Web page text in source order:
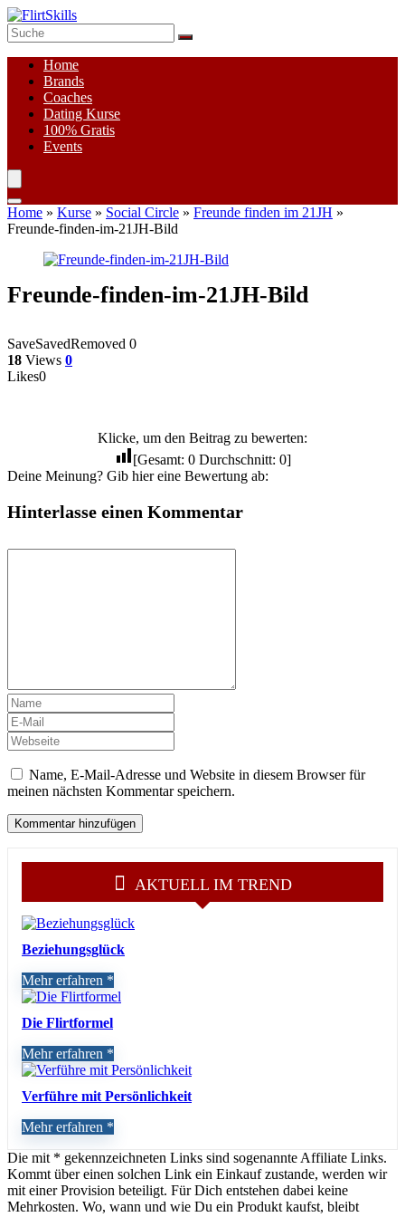
Home
Brands
Coaches
Dating Kurse
100% Gratis
Events
Home » Kurse » Social Circle » Freunde finden im 21JH »
Freunde-finden-im-21JH-Bild
Freunde-finden-im-21JH-Bild
SaveSavedRemoved 0
18 Views 0
Likes0
Klicke, um den Beitrag zu bewerten:
[Gesamt: 0Durchschnitt: 0]
Deine Meinung? Gib hier eine Bewertung ab:
Hinterlasse einen Kommentar
Name, E-Mail-Adresse und Website in diesem Browser für
meinen nächsten Kommentar speichern.
AKTUELL IM TREND
Beziehungsglück
Mehr erfahren
Die Flirtformel
Mehr erfahren
Verführe mit Persönlichkeit
Mehr erfahren
Die mit * gekennzeichneten Links sind sogenannte Affiliate Links.
Kommt über einen solchen Link ein Einkauf zustande, werden wir
mit einer Provision beteiligt. Für Dich entstehen dabei keine
Mehrkosten. Wo, wann und wie Du ein Produkt kaufst, bleibt